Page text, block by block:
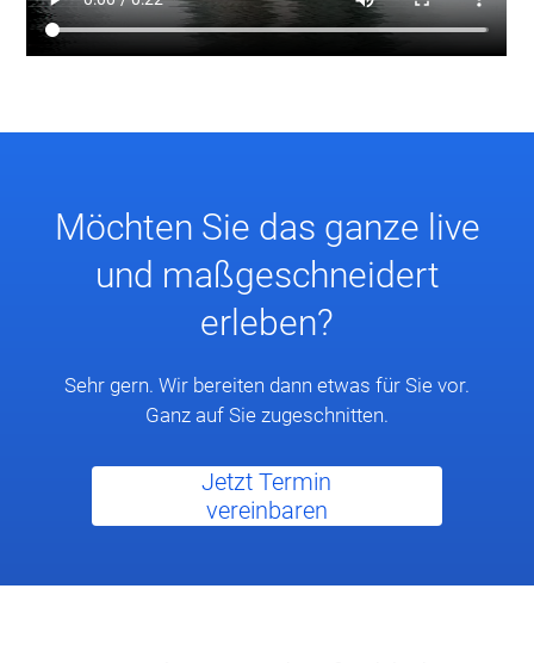
Möchten Sie das ganze live
und maßgeschneidert
erleben?
Sehr gern. Wir bereiten dann etwas für Sie vor.
Ganz auf Sie zugeschnitten.
Jetzt Termin
vereinbaren